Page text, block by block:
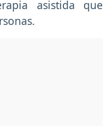
asistida que